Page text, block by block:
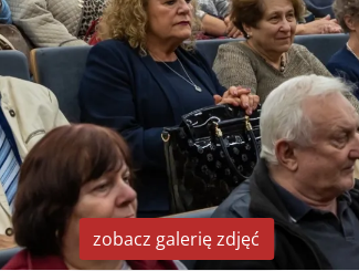
zobacz galerię zdjęć